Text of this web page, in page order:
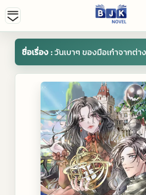
ชื่อเรื่อง :วันเบาๆ ของมือเก๋าจากต่า